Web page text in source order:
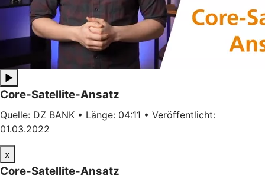
▶
Core-Satellite-Ansatz
Quelle: DZ BANK • Länge: 04:11 • Veröffentlicht:
01.03.2022
x
Core-Satellite-Ansatz